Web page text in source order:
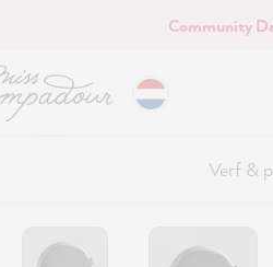
Community
Verf &